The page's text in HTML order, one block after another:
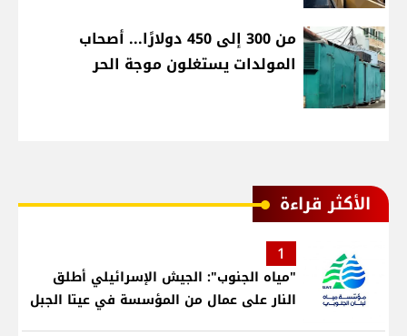
من 300 إلى 450 دولارًا... أصحاب
المولدات يستغلون موجة الحر
الأكثر قراءة
1
"مياه الجنوب": الجيش الإسرائيلي أطلق
النار على عمال من المؤسسة في عيتا الجبل